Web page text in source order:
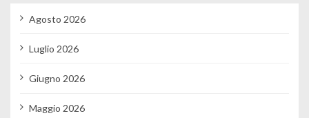
Agosto 2026
Luglio 2026
Giugno 2026
Maggio 2026